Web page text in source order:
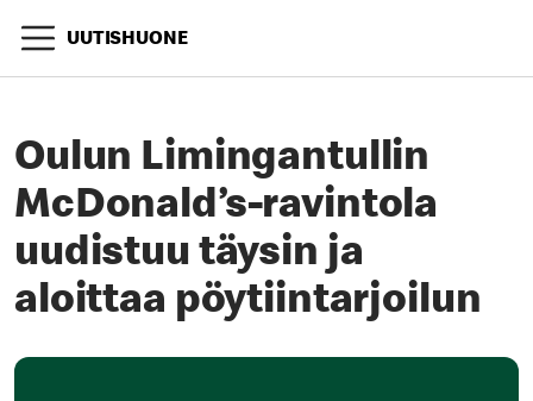
UUTISHUONE
Oulun Limingantullin
McDonald’s-ravintola
uudistuu täysin ja
aloittaa pöytiintarjoilun